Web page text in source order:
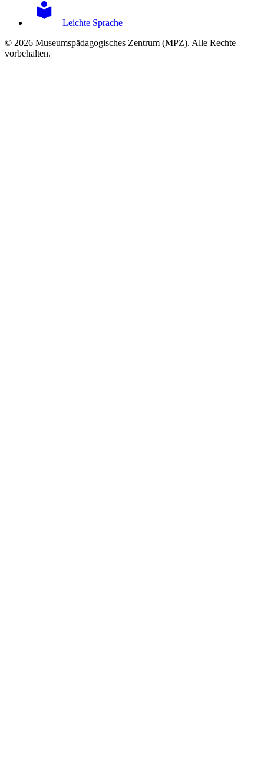
Leichte Sprache
© 2026 Museumspädagogisches Zentrum (MPZ). Alle Rechte
vorbehalten.